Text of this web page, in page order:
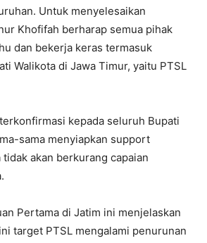
Untuk menyelesaikan
Khofifah berharap semua pihak
dan bekerja keras termasuk
Walikota di Jawa Timur, yaitu PTSL
kepada seluruh Bupati
sama menyiapkan support
akan berkurang capaian
Pertama di Jatim ini menjelaskan
target PTSL mengalami penurunan